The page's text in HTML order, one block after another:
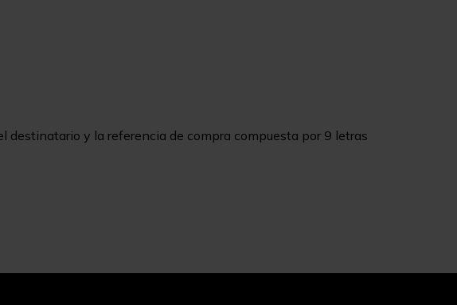
destinatario y la referencia de compra compuesta por 9 letras